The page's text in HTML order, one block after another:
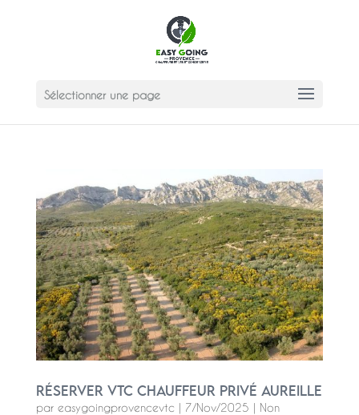
Sélectionner une page
Réserver VTC Chauffeur privé Aureille
par easygoingprovencevtc | 7/Nov/2025 | Non